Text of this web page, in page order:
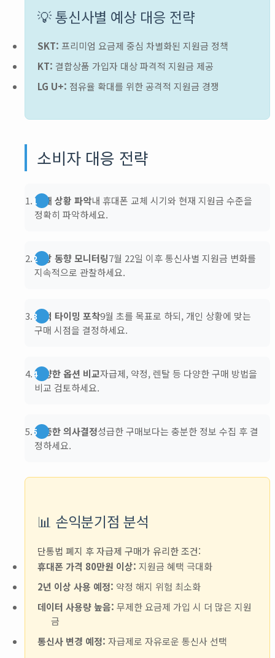
💡 통신사별 예상 대응 전략
SKT: 프리미엄 요금제 중심 차별화된 지원금 정책
KT: 결합상품 가입자 대상 파격적 지원금 제공
LG U+: 점유율 확대를 위한 공격적 지원금 경쟁
소비자 대응 전략
현재 상황 파악내 휴대폰 교체 시기와 현재 지원금 수준을
정확히 파악하세요.
시장 동향 모니터링7월 22일 이후 통신사별 지원금 변화를
지속적으로 관찰하세요.
최적 타이밍 포착9월 초를 목표로 하되, 개인 상황에 맞는
구매 시점을 결정하세요.
다양한 옵션 비교자급제, 약정, 렌탈 등 다양한 구매 방법을
비교 검토하세요.
신중한 의사결정성급한 구매보다는 충분한 정보 수집 후 결
정하세요.
📊 손익분기점 분석
단통법 폐지 후 자급제 구매가 유리한 조건:
휴대폰 가격 80만원 이상: 지원금 혜택 극대화
2년 이상 사용 예정: 약정 해지 위험 최소화
데이터 사용량 높음: 무제한 요금제 가입 시 더 많은 지원
금
통신사 변경 예정: 자급제로 자유로운 통신사 선택